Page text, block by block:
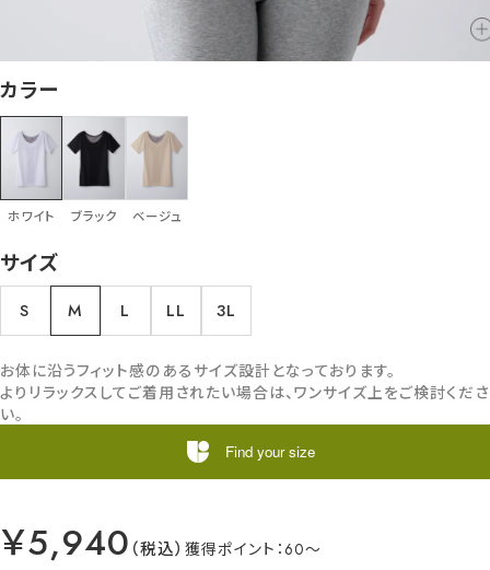
カラー
ホワイト ブラック ベージュ
サイズ
S M L LL 3L
￥5,940 60
お体に沿うフィット感のあるサイズ設計となっております。
よりリラックスしてご着用されたい場合は、ワンサイズ上をご検討くださ
い。
Find your size